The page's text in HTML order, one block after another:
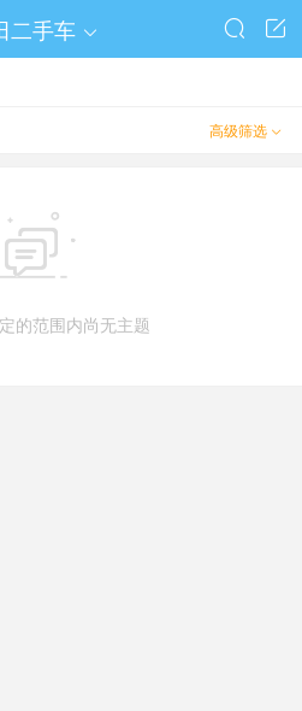
二手车  

高级筛选 
的范围内尚无主题